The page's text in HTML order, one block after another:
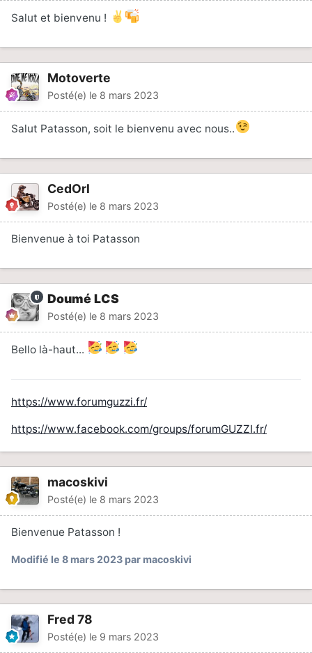
Salut et bienvenu !
Motoverte
Posté(e) le 8 mars 2023
Salut Patasson, soit le bienvenu avec nous..
CedOrl
Posté(e) le 8 mars 2023
Bienvenue à toi Patasson
Doumé LCS
Posté(e) le 8 mars 2023
Bello là-haut...
https://www.forumguzzi.fr/
https://www.facebook.com/groups/forumGUZZI.fr/
macoskivi
Posté(e) le 8 mars 2023
Bienvenue Patasson !
Modifié le 8 mars 2023 par macoskivi
Fred 78
Posté(e) le 9 mars 2023